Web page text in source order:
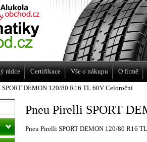
SPORT DEMON 120/80 R16 TL 60V Celoroční
Pneu Pirelli SPORT
Pneu Pirelli SPORT DEMON 120/80 R16
zimní, Alu kola
rádce Certifikace Vše o nákupu O firmě